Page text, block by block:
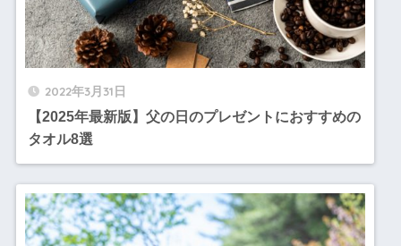
2022年3月31日
【2025年最新版】父の日のプレゼントにおすすめの
タオル8選